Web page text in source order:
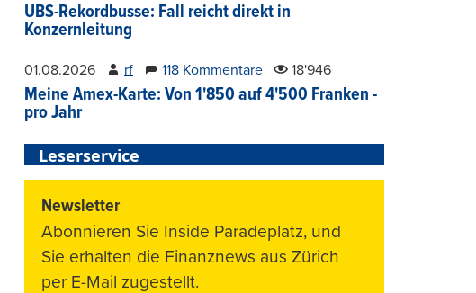
UBS-Rekordbusse: Fall reicht direkt in
Konzernleitung
01.08.2026 rf 118 Kommentare 18'946
Meine Amex-Karte: Von 1'850 auf 4'500 Franken -
pro Jahr
Leserservice
Newsletter
Abonnieren Sie Inside Paradeplatz, und
Sie erhalten die Finanznews aus Zürich
per E-Mail zugestellt.